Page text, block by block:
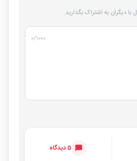
دیگران به اشتراک بگذارید.
۰/۱۰۰۰
0 دیدگاه